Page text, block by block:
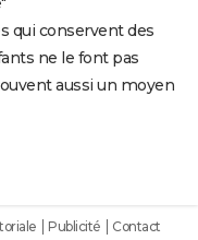
qui conservent des
ne le font pas
aussi un moyen
Publicité
Contact